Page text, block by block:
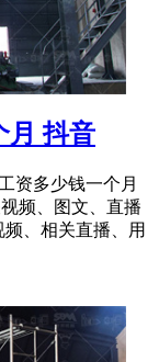
月 抖音
资多少钱一个月
频、图文、直播
、相关直播、用